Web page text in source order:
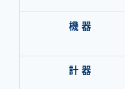
機 器
計 器